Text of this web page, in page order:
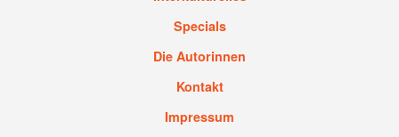
Specials
Die Autorinnen
Kontakt
Impressum